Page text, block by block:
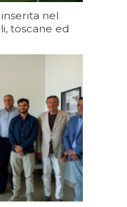
nel
toscane ed